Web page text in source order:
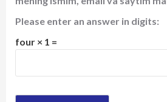
Please enter an answer in digits:
four × 1 =